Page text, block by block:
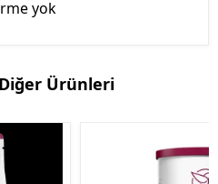
yok
Ürünleri